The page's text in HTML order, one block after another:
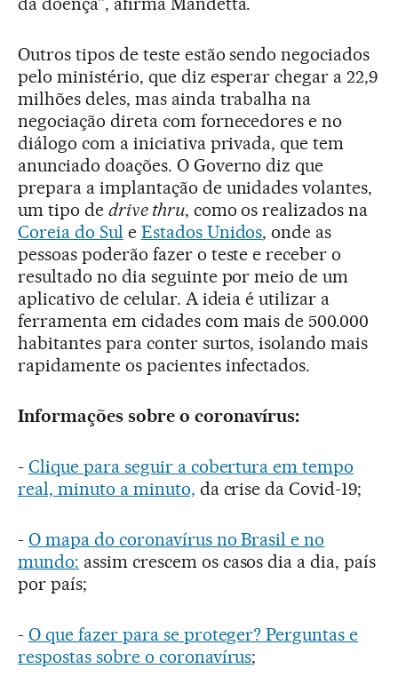
Outros tipos de teste estão sendo negociados
pelo ministério, que diz esperar chegar a 22,9
milhões deles, mas ainda trabalha na
negociação direta com fornecedores e no
diálogo com a iniciativa privada, que tem
anunciado doações. O Governo diz que
prepara a implantação de unidades volantes,
um tipo de drive thru, como os realizados na
Coreia do Sul e Estados Unidos, onde as
pessoas poderão fazer o teste e receber o
resultado no dia seguinte por meio de um
aplicativo de celular. A ideia é utilizar a
ferramenta em cidades com mais de 500.000
habitantes para conter surtos, isolando mais
rapidamente os pacientes infectados.
Informações sobre o coronavírus:
- Clique para seguir a cobertura em tempo
real, minuto a minuto, da crise da Covid-19;
- O mapa do coronavírus no Brasil e no
mundo: assim crescem os casos dia a dia, país
por país;
- O que fazer para se proteger? Perguntas e
respostas sobre o coronavírus;